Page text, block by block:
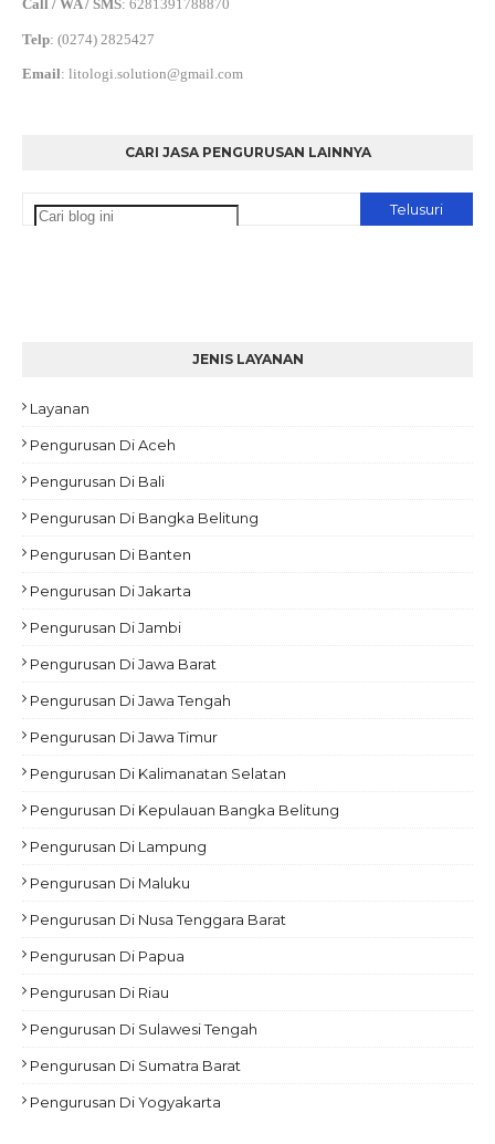
Call / WA / SMS: 6281391788870
Telp: (0274) 2825427
Email: litologi.solution@gmail.com
CARI JASA PENGURUSAN LAINNYA
JENIS LAYANAN
Layanan
Pengurusan Di Aceh
Pengurusan Di Bali
Pengurusan Di Bangka Belitung
Pengurusan Di Banten
Pengurusan Di Jakarta
Pengurusan Di Jambi
Pengurusan Di Jawa Barat
Pengurusan Di Jawa Tengah
Pengurusan Di Jawa Timur
Pengurusan Di Kalimanatan Selatan
Pengurusan Di Kepulauan Bangka Belitung
Pengurusan Di Lampung
Pengurusan Di Maluku
Pengurusan Di Nusa Tenggara Barat
Pengurusan Di Papua
Pengurusan Di Riau
Pengurusan Di Sulawesi Tengah
Pengurusan Di Sumatra Barat
Pengurusan Di Yogyakarta